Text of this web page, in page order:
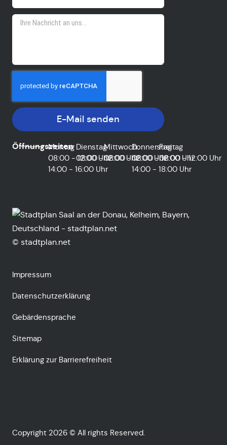
E-Mail senden
Öffnungszeiten
Montag
08:00 - 12:00 Uhr
14:00 - 16:00 Uhr
Dienstag
08:00 - 12:00 Uhr
Mittwoch
08:00 - 12:00 Uhr
Donnerstag
08:00 - 12:00 Uhr
14:00 - 18:00 Uhr
Freitag
08:00 - 12:00 Uhr
© stadtplan.net
Impressum
Datenschutzerklärung
Gebärdensprache
Sitemap
Erklärung zur Barrierefreiheit
Copyright 2026 © All rights Reserved.